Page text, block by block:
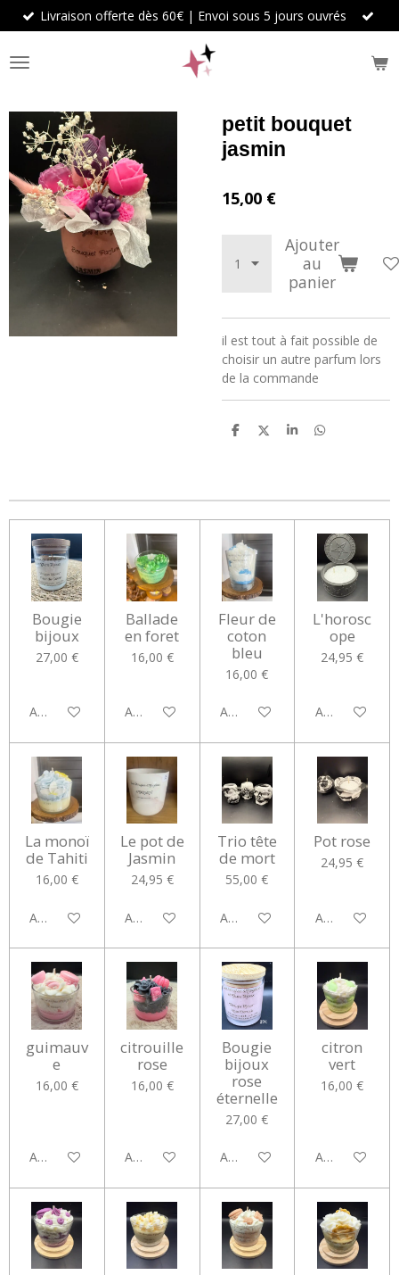
Passer
au
contenu
principal
Livraison offerte dès 60€ | Envoi sous 5 jours ouvrés
petit bouquet
jasmin
15,00 €
Ajouter
au
panier
il est tout à fait possible de
choisir un autre parfum lors
de la commande
P
g
r
P
g
r
P
g
r
P
g
r
Bougie
bijoux
27,00 €
Ajouter au panier
Ballade
en foret
16,00 €
Ajouter au panier
Fleur de
coton
bleu
16,00 €
Ajouter au panier
L'horosc
ope
24,95 €
Ajouter au
La monoï
de Tahiti
16,00 €
Ajouter au panier
Le pot de
Jasmin
24,95 €
Ajouter au panier
Trio tête
de mort
55,00 €
Ajouter au panier
Pot rose
24,95 €
Ajouter au
guimauv
e
16,00 €
Ajouter au panier
citrouille
rose
16,00 €
Ajouter au panier
Bougie
bijoux
rose
éternelle
27,00 €
Ajouter au panier
citron
vert
16,00 €
Ajouter au